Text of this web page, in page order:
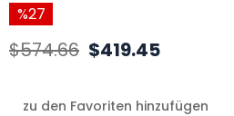
27
$574.66 $419.45
zu den Favoriten hinzufügen